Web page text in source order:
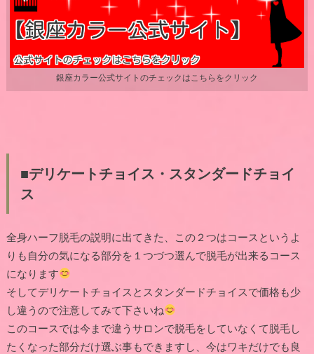
銀座カラー公式サイトのチェックはこちらをクリック
■デリケートチョイス・スタンダードチョイ
ス
全身ハーフ脱毛の説明に出てきた、この２つはコースというよ
りも自分の気になる部分を１つづつ選んで脱毛が出来るコース
になります
そしてデリケートチョイスとスタンダードチョイスで価格も少
し違うので注意してみて下さいね
このコースでは今まで違うサロンで脱毛をしていなくて脱毛し
たくなった部分だけ選ぶ事もできますし、今はワキだけでも良